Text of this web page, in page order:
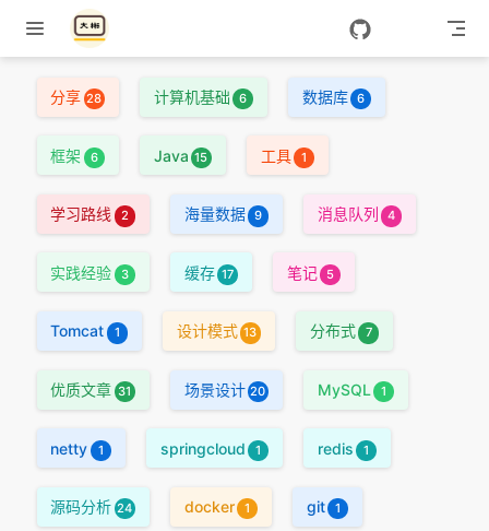
Skip to content
分享 28 计算机基础 6 数据库 6
框架 6 Java 15 工具 1
学习路线 2 海量数据 9 消息队列 4
实践经验 3 缓存 17 笔记 5
Tomcat 1 设计模式 13 分布式 7
优质文章 31 场景设计 20 MySQL 1
netty 1 springcloud 1 redis 1
源码分析 24 docker 1 git 1